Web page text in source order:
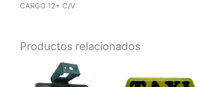
CARGO 12+ C/V
Productos relacionados